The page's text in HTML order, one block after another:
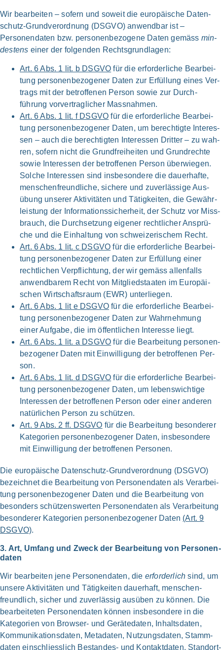
Wir bear­bei­ten – sofern und soweit die euro­päi­sche Daten­
schutz-Grund­verordnung (DSG­VO) anwend­bar ist –
Personen­daten bzw. per­so­nen­be­zo­ge­ne Daten gemäss min­
de­stens einer der fol­gen­den Rechts­grundlagen:
Art. 6 Abs. 1 lit. b DSG­VO für die erfor­der­li­che Bear­bei­
tung personen­bezogener Daten zur Erfül­lung eines Ver­
trags mit der betrof­fe­nen Per­son sowie zur Durch­
führung vor­vertraglicher Mass­nahmen.
Art. 6 Abs. 1 lit. f DSG­VO für die erfor­der­li­che Bear­bei­
tung personen­bezogener Daten, um berech­tig­te Inter­es­
sen – auch die berech­tig­ten Inter­es­sen Drit­ter – zu wah­
ren, sofern nicht die Grund­freiheiten und Grund­rechte
sowie Inter­es­sen der betrof­fe­nen Per­son über­wie­gen.
Sol­che Inter­es­sen sind ins­be­son­de­re die dau­er­haf­te,
menschen­freundliche, siche­re und zuver­läs­si­ge Aus­
übung unse­rer Akti­vi­tä­ten und Tätig­keiten, die Gewähr­
leistung der Informations­sicherheit, der Schutz vor Miss­
brauch, die Durch­setzung eige­ner recht­licher Ansprü­
che und die Ein­haltung von schwei­ze­ri­schem Recht.
Art. 6 Abs. 1 lit. c DSG­VO für die erfor­der­li­che Bear­bei­
tung personen­bezogener Daten zur Erfül­lung einer
recht­lichen Ver­pflichtung, der wir gemäss allen­falls
anwend­ba­rem Recht von Mit­glied­staa­ten im Euro­päi­
schen Wirtschafts­raum (EWR) unter­lie­gen.
Art. 6 Abs. 1 lit e DSG­VO für die erfor­der­li­che Bear­bei­
tung personen­bezogener Daten zur Wahr­nehmung
einer Auf­ga­be, die im öffent­lichen Inter­es­se liegt.
Art. 6 Abs. 1 lit. a DSG­VO für die Bear­bei­tung personen­
bezogener Daten mit Ein­willigung der betrof­fe­nen Per­
son.
Art. 6 Abs. 1 lit. d DSG­VO für die erfor­der­li­che Bear­bei­
tung personen­bezogener Daten, um lebens­wichtige
Inter­es­sen der betrof­fe­nen Per­son oder einer ande­ren
natür­li­chen Per­son zu schüt­zen.
Art. 9 Abs. 2 ff. DSG­VO für die Bear­beitung beson­de­rer
Kate­gorien personen­bezogener Daten, ins­besondere
mit Ein­willigung der betrof­fe­nen Per­so­nen.
Die euro­päi­sche Daten­schutz-Grund­verordnung (DSG­VO)
bezeich­net die Bear­bei­tung von Personen­daten als Ver­ar­bei­
tung personen­bezogener Daten und die Bear­bei­tung von
beson­ders schüt­zens­wer­ten Personen­daten als Ver­ar­bei­tung
beson­de­rer Kate­go­rien personen­bezogener Daten (Art. 9
DSG­VO).
3. Art, Umfang und Zweck der Bear­bei­tung von Personen­
daten
Wir bear­bei­ten jene Personen­daten, die erfor­der­lich sind, um
unse­re Akti­vi­tä­ten und Tätig­keiten dau­er­haft, menschen­
freundlich, sicher und zuver­läs­sig aus­üben zu kön­nen. Die
bear­bei­te­ten Personen­daten kön­nen ins­be­son­de­re in die
Kate­go­rien von Browser- und Gerä­te­da­ten, Inhalts­daten,
Kommuni­kations­daten, Meta­daten, Nutzungs­daten, Stamm­
daten ein­schliess­lich Bestandes- und Kontakt­daten, Standort­